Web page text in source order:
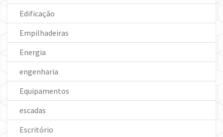
Edificação
Empilhadeiras
Energia
engenharia
Equipamentos
escadas
Escritório